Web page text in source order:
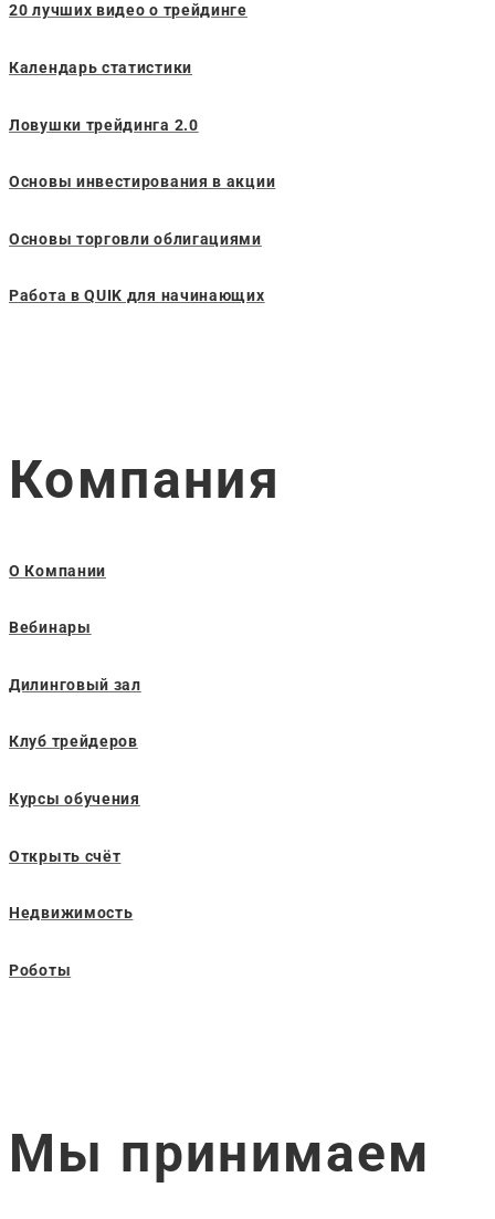
20 лучших видео о трейдинге
Календарь статистики
Ловушки трейдинга 2.0
Основы инвестирования в акции
Основы торговли облигациями
Работа в QUIK для начинающих
Компания
О Компании
Вебинары
Дилинговый зал
Клуб трейдеров
Курсы обучения
Открыть счёт
Недвижимость
Роботы
Мы принимаем